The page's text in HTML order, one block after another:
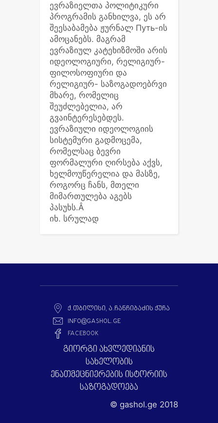
ევრაზიელთა პოლიტიკური
პროგრამის განხილვა, ეს არ
შეესაბამება ჟურნალ Путь-ის
ამოცანებს. მაგრამ
ევრაზიულ კატეხიზმოში არის
იდეოლოგიური, რელიგიურ-
ფილოსოფიური და
რელიგიურ- საზოგადოებრვი
მხარე, რომელიც
შეუძლებელია, არ
გვაინტერესებდეს.
ევრაზიული იდეოლოგიის
სისტემური გადმოცემა,
რომელსაც ბევრი
ფორმალური ღირსება აქვს,
ხელმოუწერელია და მასზე,
როგორც ჩანს, მთელი
მიმართულება აგებს
პასუხს.Â
იხ. სრულად
Ქ.ᲗᲑᲘᲚᲘᲡᲘ, Ა.ᲩᲐᲜᲩᲘᲑᲐᲫᲘᲡ ᲥᲣᲩᲐ
INFO@GASHOL.GE
FACEBOOK
გიორგი ახვლედიანის
სახელობის
ენათმეცნიერების ისტორიის
საზოგადოება
© gashol.ge 2018